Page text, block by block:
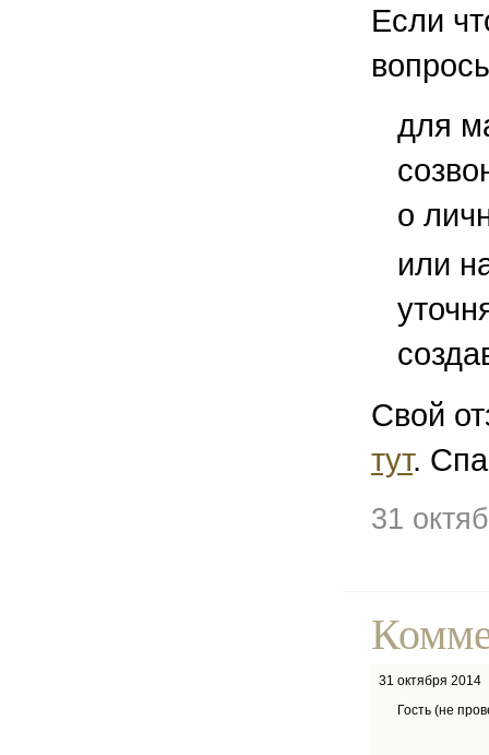
Если
для
о
или
Свой
тут.
31
31 октября 2014
Гость (не